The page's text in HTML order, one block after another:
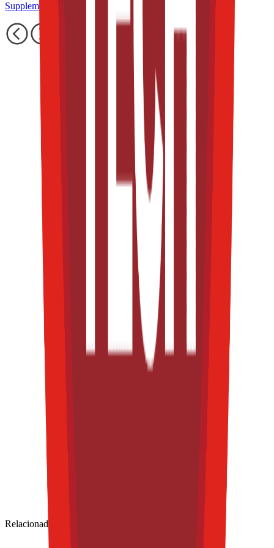
Supplements & Nutrition Congress at TFT S&E 2025
Relacionadas